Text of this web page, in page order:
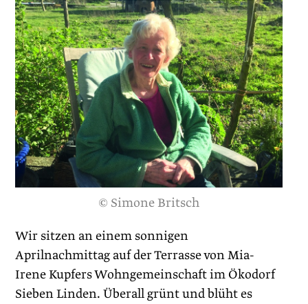
© Simone Britsch
Wir sitzen an einem sonnigen
Aprilnachmittag auf der Terrasse von Mia-
Irene Kupfers Wohngemeinschaft im Ökodorf
Sieben Linden. Überall grünt und blüht es